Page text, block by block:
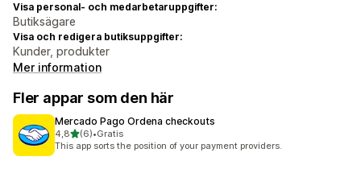
Visa personal- och medarbetaruppgifter:
Butiksägare
Visa och redigera butiksuppgifter:
Kunder, produkter
Mer information
Fler appar som den här
Mercado Pago Ordena checkouts
4,8av 5 stjärnor
(6)
6 recensioner totalt
•Gratis
This app sorts the position of your payment providers.